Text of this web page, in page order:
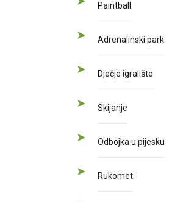
Paintball
Adrenalinski park
Dječje igralište
Skijanje
Odbojka u pijesku
Rukomet